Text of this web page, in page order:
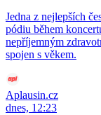
Jedna z nejlepších
pódiu během
nepříjemným
spojen s věkem.
Aplausin.cz
dnes, 12:23